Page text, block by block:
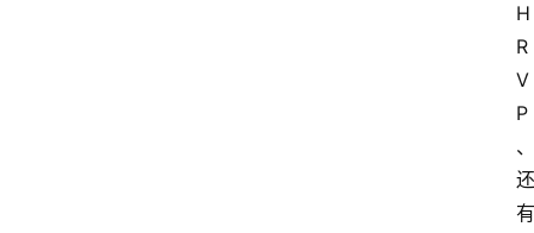
H
R
V
P
、
还
有